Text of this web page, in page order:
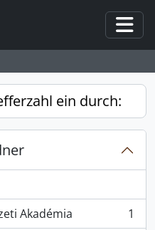
ein durch:
Akadémia
1